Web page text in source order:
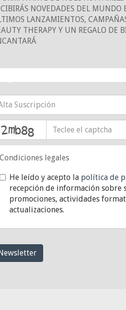
NOVEDADES DEL MUNDO
LANZAMIENTOS,
THERAPY Y UN REGALO DE
captcha
Condiciones legales
He leído y acepto la política de
recepción de información sobre
promociones, actividades
actualizaciones.